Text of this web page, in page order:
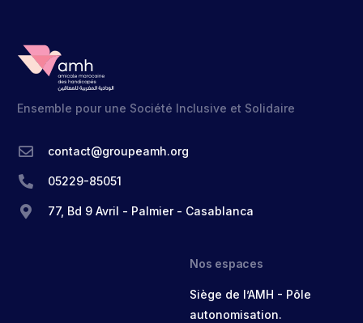
Ensemble pour une Société Inclusive et Solidaire
contact@groupeamh.org
05229-85051
77, Bd 9 Avril - Palmier - Casablanca
Nos espaces
Siège de l’AMH - Pôle
autonomisation.